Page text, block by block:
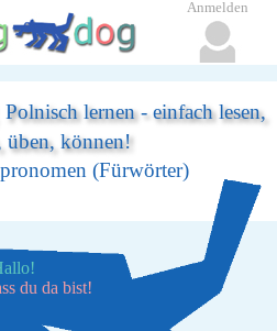
lernen - einfach lesen,
üben, können!
(Fürwörter)
du da bist!
Anmelden